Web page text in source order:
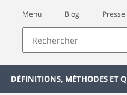
Menu Blog Presse
DÉFINITIONS, MÉTHODES ET